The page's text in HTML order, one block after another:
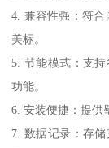
4. 兼容性强：符
美标。
5. 节能模式：支
功能。
6. 安装便捷：提供
7. 数据记录：存